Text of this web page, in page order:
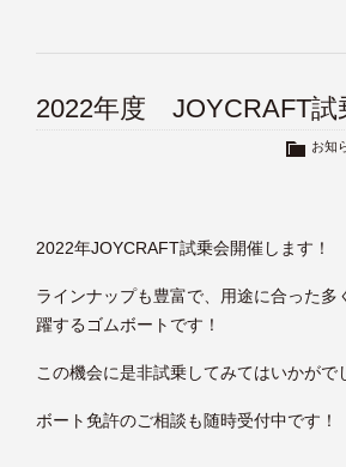
2022年度 JOYCRAFT試
お知
2022年JOYCRAFT試乗会開催します！
ラインナップも豊富で、用途に合った多
躍するゴムボートです！
この機会に是非試乗してみてはいかがで
ボート免許のご相談も随時受付中です！